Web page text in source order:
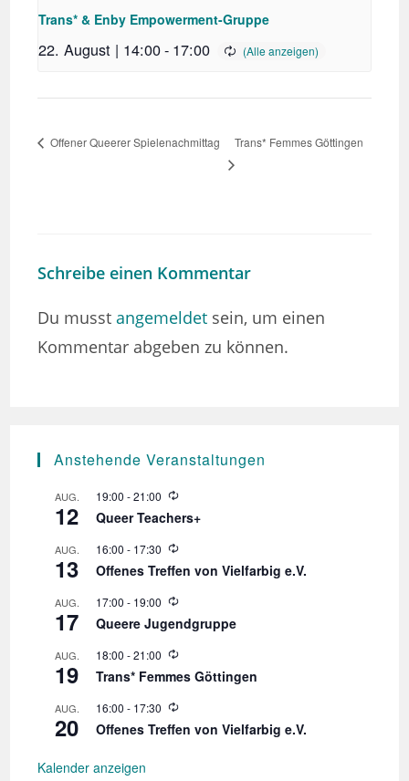
Trans* & Enby Empowerment-Gruppe
22. August | 14:00- 17:00
Offener Queerer Spielenachmittag Trans* Femmes Göttingen
Schreibe einen Kommentar
Du musstangemeldet sein, um einen
Kommentar abgeben zu können.
Anstehende Veranstaltungen
AUG.
12
19:00 -21:00
W
e
e
r
o
u
g
Queer Teachers+
AUG.
13
16:00 - 17:30
W
e
e
r
o
u
g
Offenes Treffen von Vielfarbig e.V.
AUG.
17
17:00 - 19:00
W
e
e
r
o
u
Queere Jugendgruppe
AUG.
19
18:00 -21:00
W
e
e
r
Trans* Femmes Göttingen
AUG.
20
16:00 - 17:30
W
e
Offenes Treffen von Vielfarbig e.V.
Kalender anzeigen